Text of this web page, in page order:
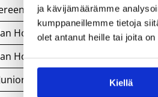
ja kävijämäärämme
kumppaneillemme tietoja
olet antanut heille tai joita
Kiellä
Pyrintö
Honka
Honka ry
ry